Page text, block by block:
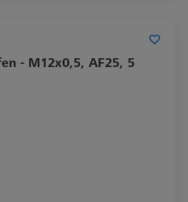
- M12x0,5, AF25, 5